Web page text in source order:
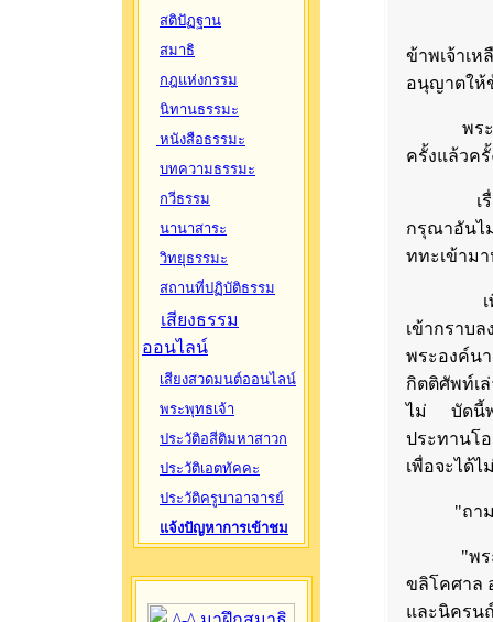
สติปัฏฐาน
สมาธิ
กฎแห่งกรรม
นิทานธรรมะ
หนังสือธรรมะ
บทความธรรมะ
กวีธรรม
นานาสาระ
วิทยุธรรมะ
สถานที่ปฏิบัติธรรม
เสียงธรรม
ออนไลน์
เสียงสวดมนต์ออนไลน์
พระพุทธเจ้า
ประวัติอสีติมหาสาวก
ประวัติเอตทัคคะ
ประวัติครูบาอาจารย์
แจ้งปัญหาการเข้าชม
ข้าพเจ้าเ
อนุญาตให้
พระอาน
ครั้งแล้วค
เรื่องก็เ
กรุณาอันไ
ททะเข้ามา
เพียงเท่
เข้ากราบ
พระองค์น
กิตติศัพท์เ
ไม่ บัดนี้พ
ประทานโ
เพื่อจะได้ไ
"ถามเถิ
"พระอง
ขลิโคศาล
และนิครน